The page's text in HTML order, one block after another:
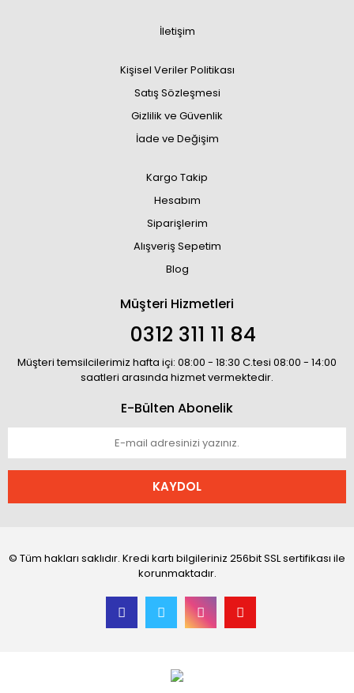
İletişim
Kişisel Veriler Politikası
Satış Sözleşmesi
Gizlilik ve Güvenlik
İade ve Değişim
Kargo Takip
Hesabım
Siparişlerim
Alışveriş Sepetim
Blog
Müşteri Hizmetleri
0312 311 11 84
Müşteri temsilcilerimiz hafta içi: 08:00 - 18:30 C.tesi 08:00 - 14:00
saatleri arasında hizmet vermektedir.
E-Bülten Abonelik
KAYDOL
© Tüm hakları saklıdır. Kredi kartı bilgileriniz 256bit SSL sertifikası ile
korunmaktadır.